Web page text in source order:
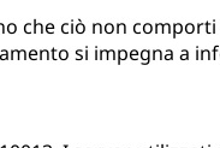
che ciò non
si impegna a